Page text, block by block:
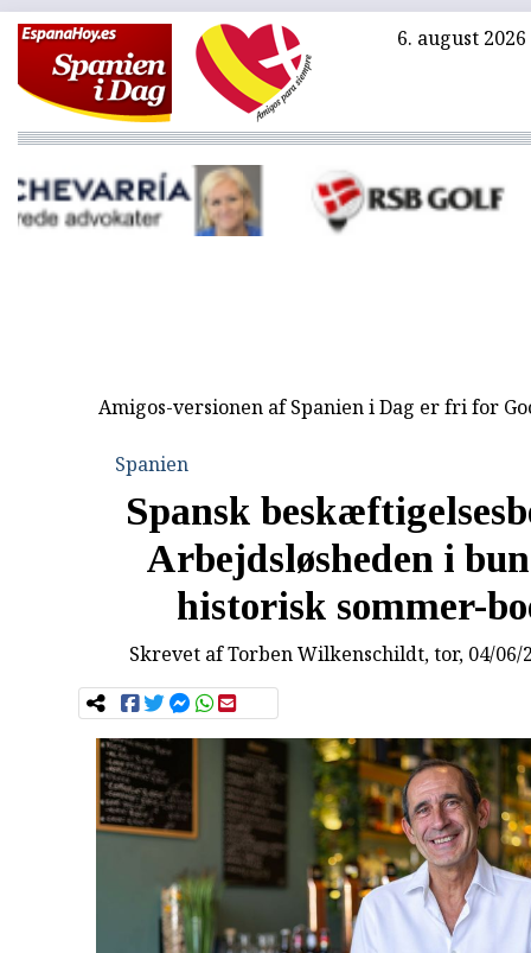
6. august 2026
Amigos-versionen af Spanien i Dag er fri for
Spanien
Spansk
Arbejdsløsheden i
historisk sommer-
Skrevet afTorben Wilkenschildt, tor, 04/06/